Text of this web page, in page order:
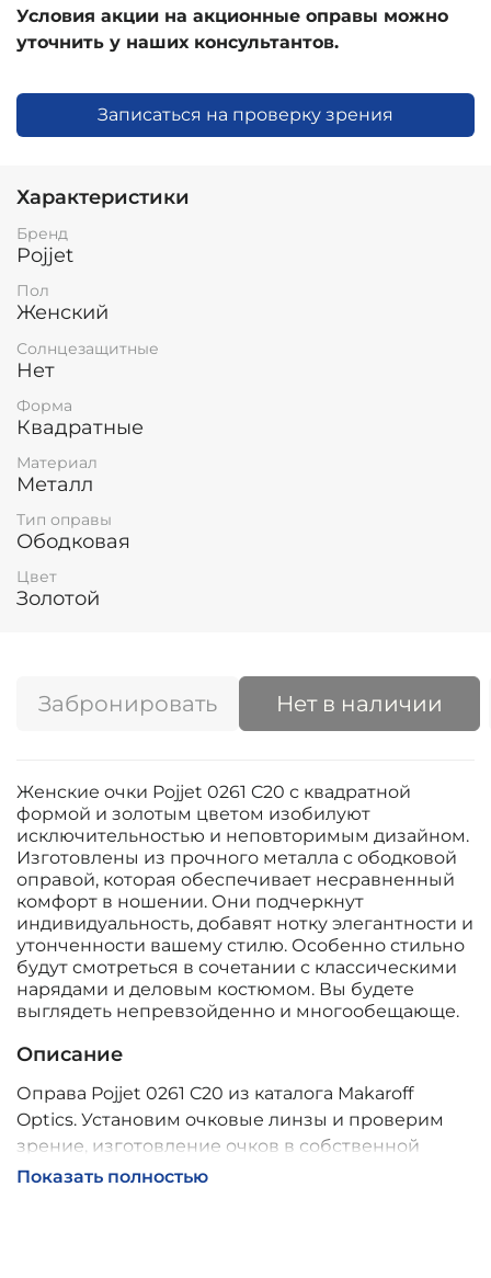
Условия акции на акционные оправы можно
уточнить у наших консультантов.
Записаться на проверку зрения
Характеристики
Бренд
Pojjet
Пол
Женский
Солнцезащитные
Нет
Форма
Квадратные
Материал
Металл
Тип оправы
Ободковая
Цвет
Золотой
Забронировать Нет в наличии
Женские очки Pojjet 0261 C20 с квадратной
формой и золотым цветом изобилуют
исключительностью и неповторимым дизайном.
Изготовлены из прочного металла с ободковой
оправой, которая обеспечивает несравненный
комфорт в ношении. Они подчеркнут
индивидуальность, добавят нотку элегантности и
утонченности вашему стилю. Особенно стильно
будут смотреться в сочетании с классическими
нарядами и деловым костюмом. Вы будете
выглядеть непревзойденно и многообещающе.
Описание
Оправа Pojjet 0261 C20 из каталога Makaroff
Optics. Установим очковые линзы и проверим
зрение, изготовление очков в собственной
мастерской, обычно 2–5 дней, индивидуальные
Показать полностью